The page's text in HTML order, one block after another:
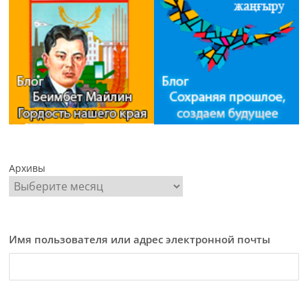
Архивы
Имя пользователя или адрес электронной почты